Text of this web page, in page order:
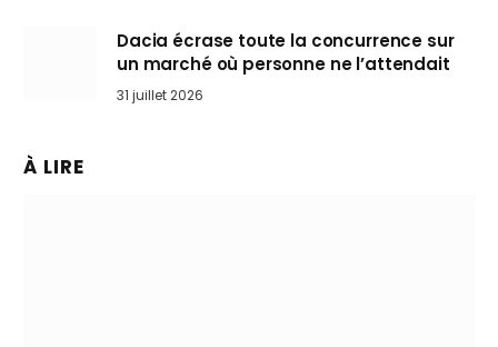
Dacia écrase toute la concurrence sur
un marché où personne ne l’attendait
31 juillet 2026
À LIRE